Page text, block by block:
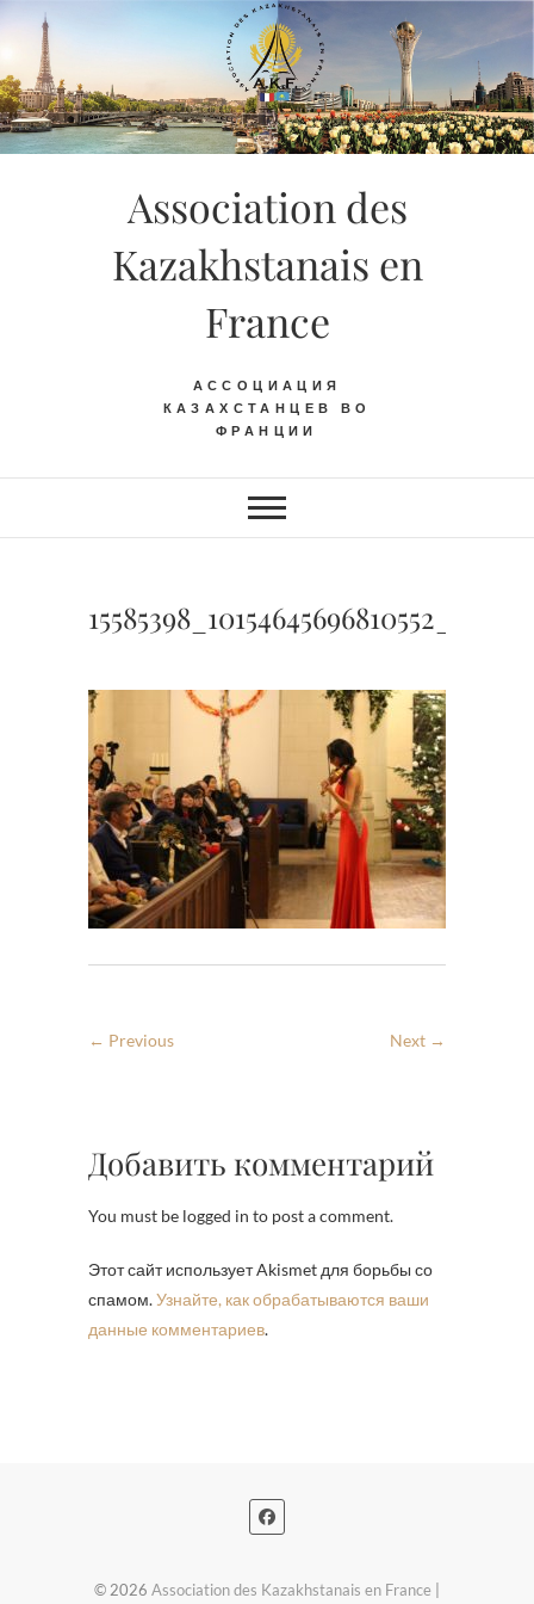
Skip
content
Association des
Kazakhstanais en
France
АССОЦИАЦИЯ
КАЗАХСТАНЦЕВ ВО
ФРАНЦИИ
← Previous Next →
Добавить комментарий
You must be logged in to post a comment.
Этот сайт использует Akismet для борьбы со
спамом.Узнайте, как обрабатываются ваши
данные комментариев.
© 2026 Association des Kazakhstanais en France